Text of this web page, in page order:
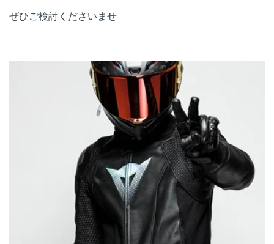
ぜひご検討くださいませ